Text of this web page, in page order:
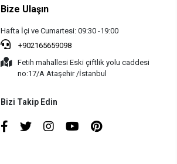
Bize Ulaşın
Hafta İçi ve Cumartesi: 09:30 -19:00
+902165659098
Fetih mahallesi Eski çiftlik yolu caddesi
no:17/A Ataşehir /İstanbul
Bizi Takip Edin